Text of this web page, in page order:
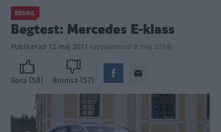
BEGBIL
Begtest: Mercedes E-klass
Publicerad 12 maj 2011 (uppdaterad 8 maj 2014)
Gasa (58) Bromsa (57)